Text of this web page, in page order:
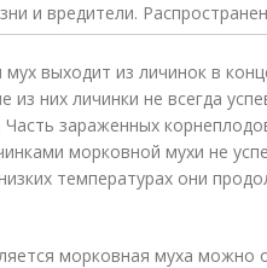
мух выходит из личинок в
них личинки не всегда
Часть зараженных
морковной мухи не
температурах они
морковная муха можно